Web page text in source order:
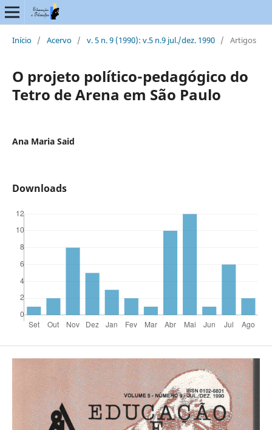
Início / Acervo / v. 5 n. 9 (1990): v.5 n.9 jul./dez. 1990 / Artigos
O projeto político-pedagógico do
Tetro de Arena em São Paulo
Ana Maria Said
Downloads